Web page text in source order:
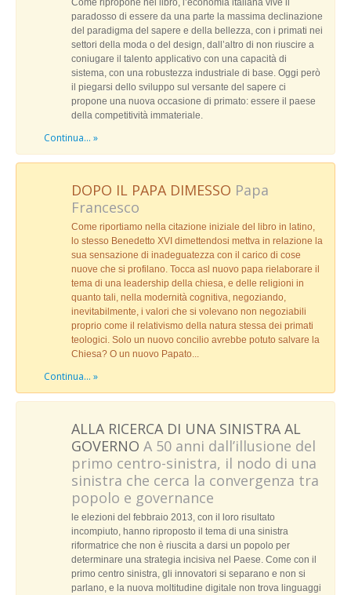
QRCODE
il tappeto volante
IL TAPPETO VOLANTE
Elenco dei Video e QRCODE
Playlist cromediale
dibattito
UNA CULTURA DEL SAPERE
DOPO IL PAPA DIMESSO
ALLA RICERCA DI UNA SINISTRA AL GOVERNO
IL PENSIERO ITALIANO SULLA RETE
PRIMA DI TUTTO IL LAVORO... O IL SAPERE?
CRONOLOGIA
60' 61' 62' 63' 64'
1960
paradosso di essere da una parte la massima declinazione
del paradigma del sapere e della bellezza, con i primati nei
settori della moda o del design, dall’altro di non riuscire a
coniugare il talento applicativo con una capacità di
sistema, con una robustezza industriale di base. Oggi però
il piegarsi dello sviluppo sul versante del sapere ci
propone una nuova occasione di primato: essere il paese
della competitività immateriale.
Continua... »
DOPO IL PAPA DIMESSO Papa
Francesco
Come riportiamo nella citazione iniziale del libro in latino,
lo stesso Benedetto XVI dimettendosi mettva in relazione la
sua sensazione di inadeguatezza con il carico di cose
nuove che si profilano. Tocca asl nuovo papa rielaborare il
tema di una leadership della chiesa, e delle religioni in
quanto tali, nella modernità cognitiva, negoziando,
inevitabilmente, i valori che si volevano non negoziabili
proprio come il relativismo della natura stessa dei primati
teologici. Solo un nuovo concilio avrebbe potuto salvare la
Chiesa? O un nuovo Papato...
Continua... »
ALLA RICERCA DI UNA SINISTRA AL
GOVERNO A 50 anni dall’illusione del
primo centro-sinistra, il nodo di una
sinistra che cerca la convergenza tra
popolo e governance
le elezioni del febbraio 2013, con il loro risultato
incompiuto, hanno riproposto il tema di una sinistra
riformatrice che non è riuscita a darsi un popolo per
determinare una strategia incisiva nel Paese. Come con il
primo centro sinistra, gli innovatori si separano e non si
parlano, e la nuova moltitudine digitale non trova linguaggi